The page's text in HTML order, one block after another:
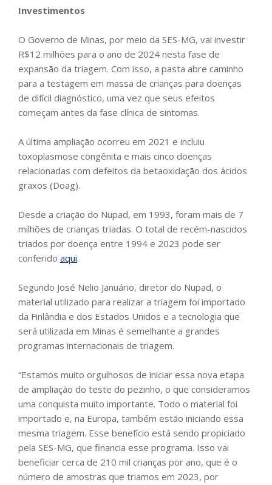
Investimentos
O Governo de Minas, por meio da SES-MG, vai investir
R$12 milhões para o ano de 2024 nesta fase de
expansão da triagem. Com isso, a pasta abre caminho
para a testagem em massa de crianças para doenças
de difícil diagnóstico, uma vez que seus efeitos
começam antes da fase clínica de sintomas.
A última ampliação ocorreu em 2021 e incluiu
toxoplasmose congênita e mais cinco doenças
relacionadas com defeitos da betaoxidação dos ácidos
graxos (Doag).
Desde a criação do Nupad, em 1993, foram mais de 7
milhões de crianças triadas. O total de recém-nascidos
triados por doença entre 1994 e 2023 pode ser
conferido aqui.
Segundo José Nelio Januário, diretor do Nupad, o
material utilizado para realizar a triagem foi importado
da Finlândia e dos Estados Unidos e a tecnologia que
será utilizada em Minas é semelhante a grandes
programas internacionais de triagem.
“Estamos muito orgulhosos de iniciar essa nova etapa
de ampliação do teste do pezinho, o que consideramos
uma conquista muito importante. Todo o material foi
importado e, na Europa, também estão iniciando essa
mesma triagem. Esse benefício está sendo propiciado
pela SES-MG, que financia esse programa. Isso vai
beneficiar cerca de 210 mil crianças por ano, que é o
número de amostras que triamos em 2023, por